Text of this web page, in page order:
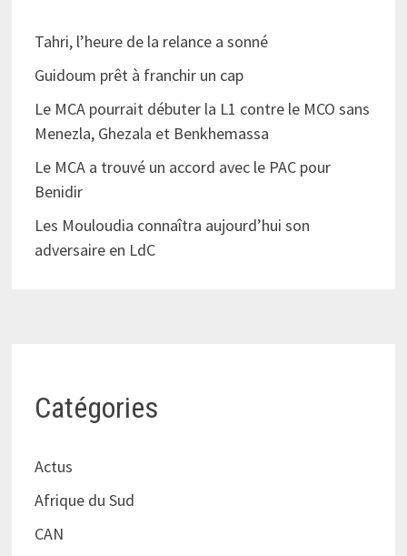
Tahri, l’heure de la relance a sonné
Guidoum prêt à franchir un cap
Le MCA pourrait débuter la L1 contre le MCO sans
Menezla, Ghezala et Benkhemassa
Le MCA a trouvé un accord avec le PAC pour
Benidir
Les Mouloudia connaîtra aujourd’hui son
adversaire en LdC
Catégories
Actus
Afrique du Sud
CAN